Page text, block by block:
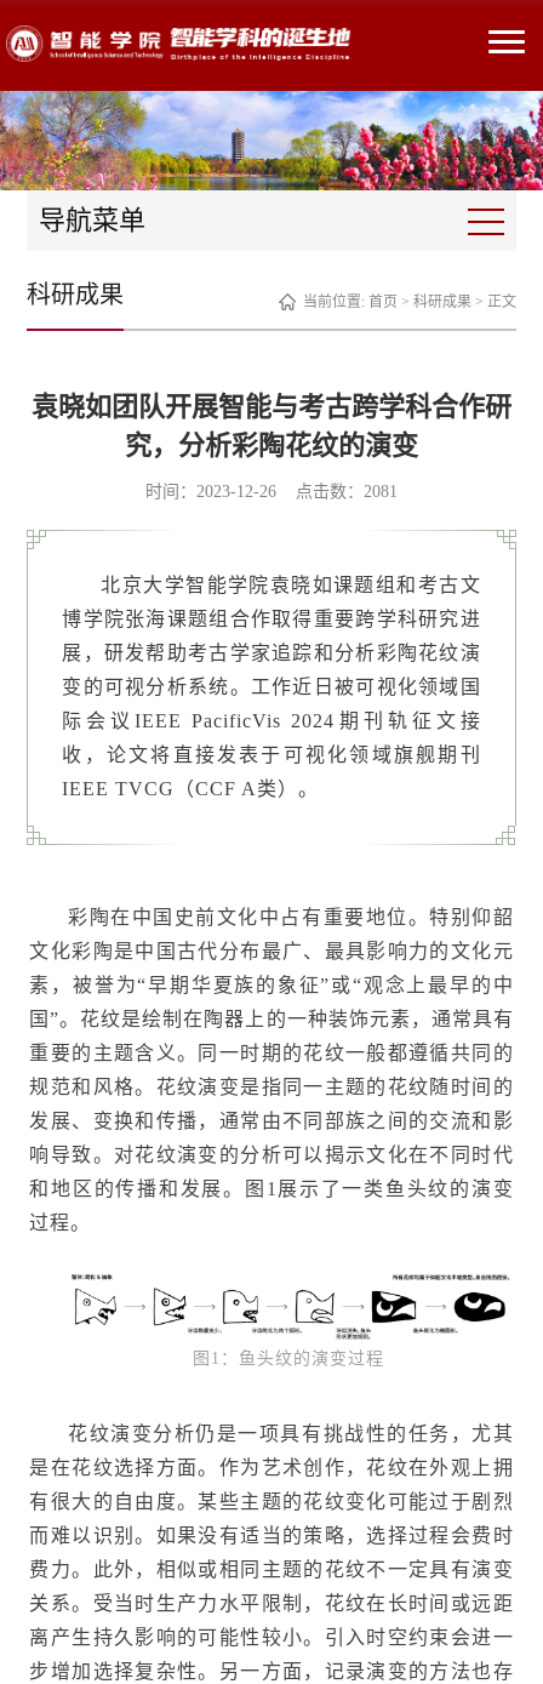
导航菜单
当前位置: 首页 > 科研成果> 正文
科研成果
袁晓如团队开展智能与考古跨学科合作研
究，分析彩陶花纹的演变
时间：2023-12-26 点击数： 2081
北京大学智能学院袁晓如课题组和考古文
博学院张海课题组合作取得重要跨学科研究进
展，研发帮助考古学家追踪和分析彩陶花纹演
变的可视分析系统。工作近日被可视化领域国
际会议IEEE PacificVis 2024期刊轨征文接
收，论文将直接发表于可视化领域旗舰期刊
IEEE TVCG（CCF A类）。
彩陶在中国史前文化中占有重要地位。特别仰韶
文化彩陶是中国古代分布最广、最具影响力的文化元
素，被誉为“早期华夏族的象征”或“观念上最早的中
国”。花纹是绘制在陶器上的一种装饰元素，通常具有
重要的主题含义。同一时期的花纹一般都遵循共同的
规范和风格。花纹演变是指同一主题的花纹随时间的
发展、变换和传播，通常由不同部族之间的交流和影
响导致。对花纹演变的分析可以揭示文化在不同时代
和地区的传播和发展。图1展示了一类鱼头纹的演变
过程。
图1：鱼头纹的演变过程
花纹演变分析仍是一项具有挑战性的任务，尤其
是在花纹选择方面。作为艺术创作，花纹在外观上拥
有很大的自由度。某些主题的花纹变化可能过于剧烈
而难以识别。如果没有适当的策略，选择过程会费时
费力。此外，相似或相同主题的花纹不一定具有演变
关系。受当时生产力水平限制，花纹在长时间或远距
离产生持久影响的可能性较小。引入时空约束会进一
步增加选择复杂性。另一方面，记录演变的方法也存